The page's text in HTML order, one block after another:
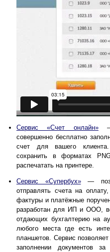
Сервис «Счет онлайн»—
совершенно бесплатно
счет для вашего
сохранить в форматах
распечатать на принтере.
Сервис «Супербух»—
отправлять счета на
фактуры и платёжные
разработан для ИП и ООО,
отдающих бухгалтерию на
любого места где есть
планшетов. Сервис
заполнении документов